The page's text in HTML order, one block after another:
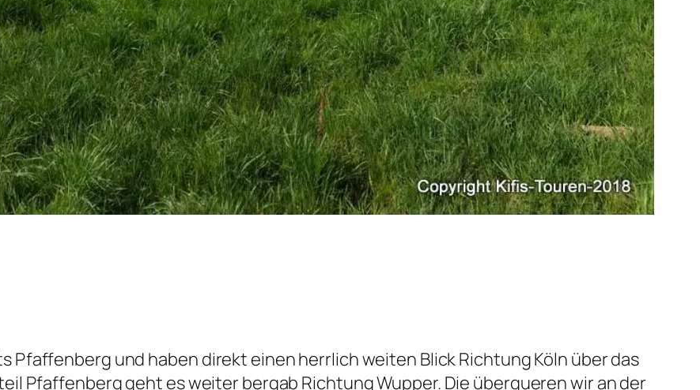
Pfaffenberg und haben direkt einen herrlich weiten Blick Richtung Köln über das
Pfaffenberg geht es weiter bergab Richtung Wupper. Die überqueren wir an der